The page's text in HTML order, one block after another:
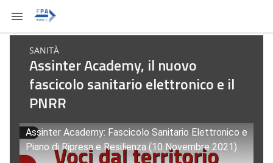
SANITÀ
Assinter Academy, il nuovo
fascicolo sanitario elettronico e il
PNRR
Assinter Academy: Fascicolo Sanitario Elettronico e
Piano di Ripresa e Resilienza (10 Novembre 2021)